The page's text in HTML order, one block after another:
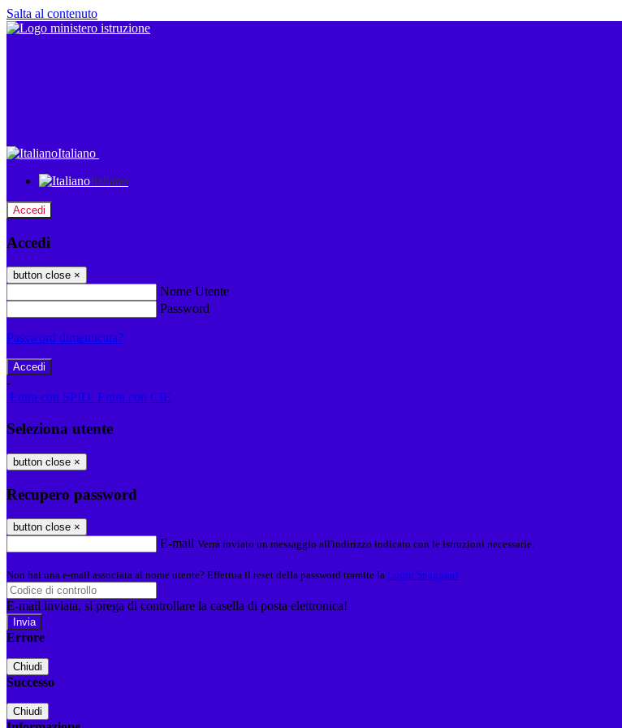
Salta al contenuto
Italiano
Italiano
Accedi
Accedi
button close ×
Nome Utente
Password
Password dimenticata?
-
Entra con SPID Entra con CIE
Seleziona utente
button close ×
Recupero password
button close ×
E-mail Verrà inviato un messaggio all'indirizzo indicato con le istruzioni necessarie.
Non hai una e-mail associata al nome utente? Effettua il reset della password tramite la Login Spaggiari
E-mail inviata, si prega di controllare la casella di posta elettronica!
Errore
Chiudi
Successo
Chiudi